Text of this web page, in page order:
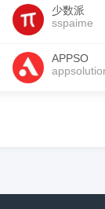
少数派
sspaime
APPSO